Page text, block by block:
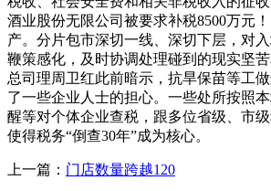
酒业股份无限公司被要求补税8500万元
产。分片包市深切一线、深切下层，对
鞭策感化，及时协调处理碰到的现实坚
总司理周卫红此前暗示，抗旱保苗等工
了一些企业人士的担心。一些处所按照
醒等对个体企业查税，跟多位省级、市
使得税务“倒查30年”成为核心。
上一篇： 门店数量跨越120